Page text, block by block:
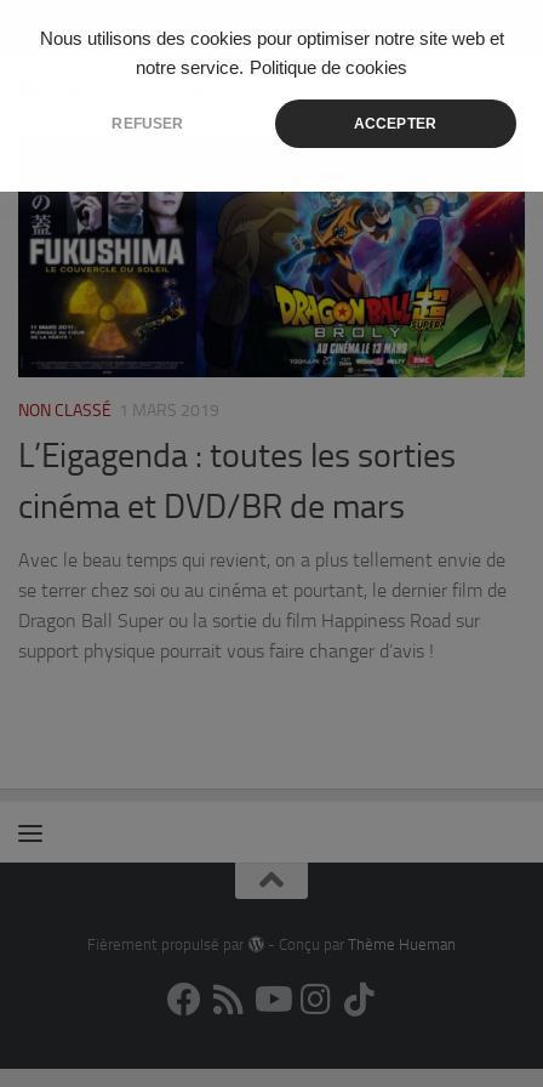
Nous utilisons des cookies pour optimiser notre site web et
notre service. Politique de cookies
REFUSER ACCEPTER
Skip to content
NON CLASSÉ 1 MARS 2019
L’Eigagenda : toutes les sorties
cinéma et DVD/BR de mars
Avec le beau temps qui revient, on a plus tellement envie de
se terrer chez soi ou au cinéma et pourtant, le dernier film de
Dragon Ball Super ou la sortie du film Happiness Road sur
support physique pourrait vous faire changer d’avis !
Fièrement propulsé par - Conçu par Thème Hueman